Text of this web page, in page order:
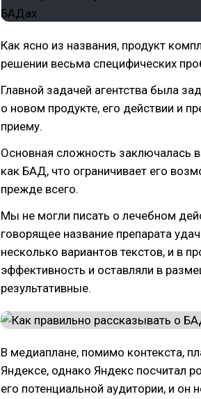
Как ясно из названия, продукт
решении весьма специфических
Главной задачей агентства была
о новом продукте, его действии и
приему.
Основная сложность заключалась
как БАД, что ограничивает его
прежде всего.
Мы не могли писать о лечебном
говорящее название препарата
несколько вариантов текстов, и в
эффективность и оставляли в
результативные.
В медиаплане, помимо контекста,
Яндексе, однако Яндекс посчитал
его потенциальной аудитории, и